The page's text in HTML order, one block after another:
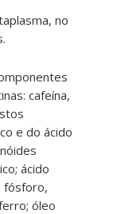
no
cafeína,
e do ácido
ácido
fósforo,
óleo